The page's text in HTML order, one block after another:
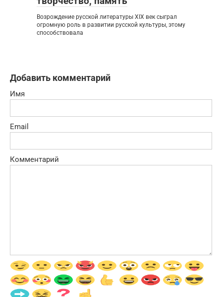
Возрождение русской литературы XIX век сыграл
огромную роль в развитии русской культуры, этому
способствовала
Добавить комментарий
Имя
Email
Комментарий